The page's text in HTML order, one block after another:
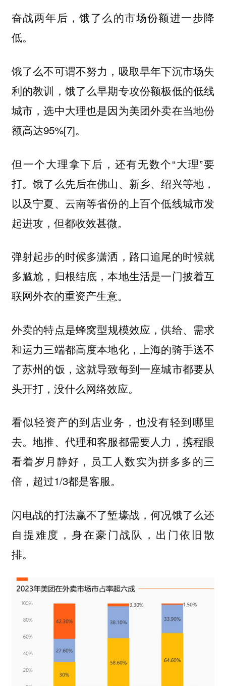
奋战两年后，饿了么的市场份额进一步降
低。
饿了么不可谓不努力，吸取早年下沉市场失
利的教训，饿了么早期专攻份额极低的低线
城市，选中大理也是因为美团外卖在当地份
额高达95%[7]。
但一个大理拿下后，还有无数个“大理”要
打。饿了么先后在佛山、新乡、绍兴等地，
以及宁夏、云南等省份的上百个低线城市发
起进攻，但都收效甚微。
弹射起步的时候多潇洒，路口追尾的时候就
多尴尬，归根结底，本地生活是一门披着互
联网外衣的重资产生意。
外卖的特点是蜂窝型规模效应 ，供给、需求
和运力三端都高度本地化，上海的骑手送不
了苏州的饭，这就导致每到一座城市都要从
头开打，没什么网络效应。
看似轻资产的到店业务，也没有轻到哪里
去。地推、代理和客服都需要人力，携程眼
看着岁月静好，员工人数实为拼多多的三
倍，超过1/3都是客服。
闪电战的打法赢不了堑壕战，何况饿了么还
自提难度，身在豪门战队，出门依旧散
排。